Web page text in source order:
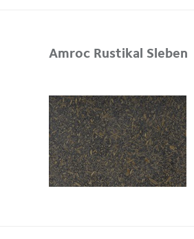
Amroc Rustikal Sleben